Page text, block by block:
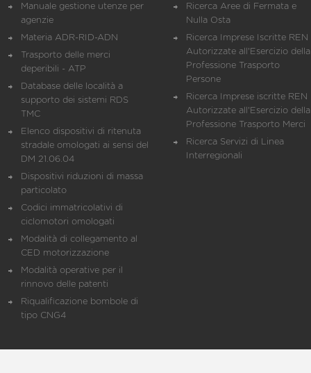
Manuale gestione utenze per
agenzie
Materia ADR-RID-ADN
Trasporto delle merci
deperibili - ATP
Database delle località a
supporto dei sistemi RDS
TMC
Elenco dispositivi di ritenuta
stradale omologati ai sensi del
DM 21.06.04
Dispositivi riduzioni di massa
particolato
Codici immatricolativi di
ciclomotori omologati
Modalità di collegamento al
CED motorizzazione
Modalità operative per il
rinnovo delle patenti
Riqualificazione bombole di
tipo CNG4
Ricerca Aree di Fermata e
Nulla Osta
Ricerca Imprese Iscritte REN
Autorizzate all'Esercizio della
Professione Trasporto
Persone
Ricerca Imprese iscritte REN
Autorizzate all'Esercizio della
Professione Trasporto Merci
Ricerca Servizi di Linea
Interregionali